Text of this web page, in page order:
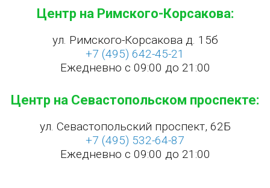
Центр на Римского-Корсакова:
ул. Римского-Корсакова д. 15б
+7 (495) 642-45-21
Ежедневно с 09:00 до 21:00
Центр на Севастопольском проспекте:
ул. Севастопольский проспект, 62Б
+7 (495) 532-64-87
Ежедневно с 09:00 до 21:00